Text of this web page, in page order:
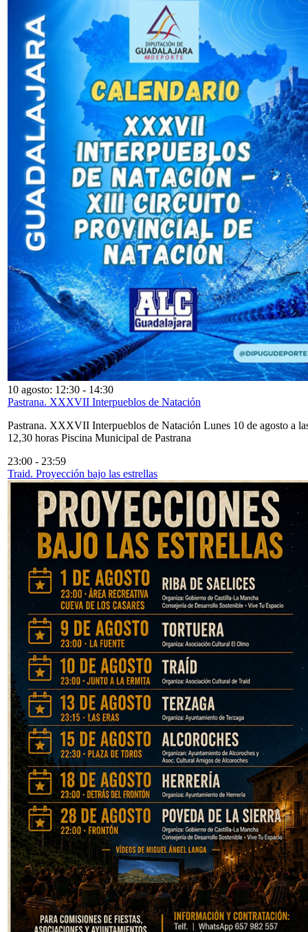
10 agosto: 12:30 - 14:30
Pastrana. XXXVII Interpueblos de Natación
Pastrana. XXXVII Interpueblos de Natación Lunes 10 de agosto a
12,30 horas Piscina Municipal de Pastrana
23:00 - 23:59
Traid. Proyección bajo las estrellas